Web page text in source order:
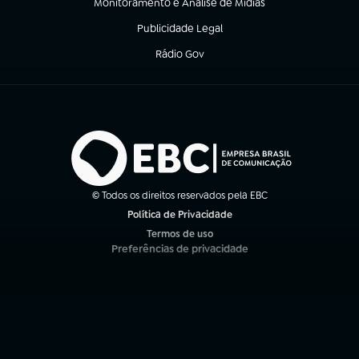
Monitoramento e Análise de Mídias
(abre em nova aba)
Publicidade Legal
(abre em nova aba)
Rádio Gov
(abre em nova aba)
© Todos os direitos reservados pela EBC
Política de Privacidade
Termos de uso
(abre em nova aba)
Preferências de privacidade